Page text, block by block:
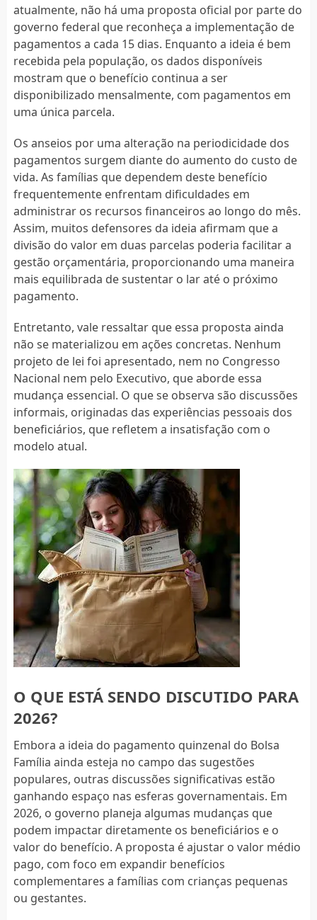
atualmente, não há uma proposta oficial por parte do
governo federal que reconheça a implementação de
pagamentos a cada 15 dias. Enquanto a ideia é bem
recebida pela população, os dados disponíveis
mostram que o benefício continua a ser
disponibilizado mensalmente, com pagamentos em
uma única parcela.
Os anseios por uma alteração na periodicidade dos
pagamentos surgem diante do aumento do custo de
vida. As famílias que dependem deste benefício
frequentemente enfrentam dificuldades em
administrar os recursos financeiros ao longo do mês.
Assim, muitos defensores da ideia afirmam que a
divisão do valor em duas parcelas poderia facilitar a
gestão orçamentária, proporcionando uma maneira
mais equilibrada de sustentar o lar até o próximo
pagamento.
Entretanto, vale ressaltar que essa proposta ainda
não se materializou em ações concretas. Nenhum
projeto de lei foi apresentado, nem no Congresso
Nacional nem pelo Executivo, que aborde essa
mudança essencial. O que se observa são discussões
informais, originadas das experiências pessoais dos
beneficiários, que refletem a insatisfação com o
modelo atual.
O QUE ESTÁ SENDO DISCUTIDO PARA
2026?
Embora a ideia do pagamento quinzenal do Bolsa
Família ainda esteja no campo das sugestões
populares, outras discussões significativas estão
ganhando espaço nas esferas governamentais. Em
2026, o governo planeja algumas mudanças que
podem impactar diretamente os beneficiários e o
valor do benefício. A proposta é ajustar o valor médio
pago, com foco em expandir benefícios
complementares a famílias com crianças pequenas
ou gestantes.